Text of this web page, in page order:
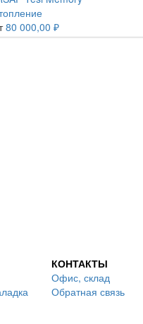
80 000,00 ₽
КОНТАКТЫ
Офис, склад
Обратная связь